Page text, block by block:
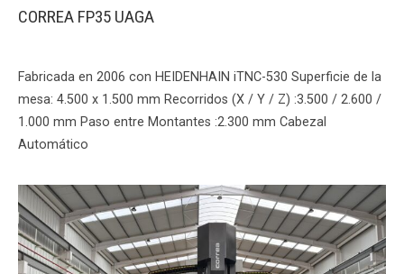
CORREA FP35 UAGA
Fabricada en 2006 con HEIDENHAIN iTNC-530 Superficie de la
mesa: 4.500 x 1.500 mm Recorridos (X / Y / Z) :3.500 / 2.600 /
1.000 mm Paso entre Montantes :2.300 mm Cabezal
Automático